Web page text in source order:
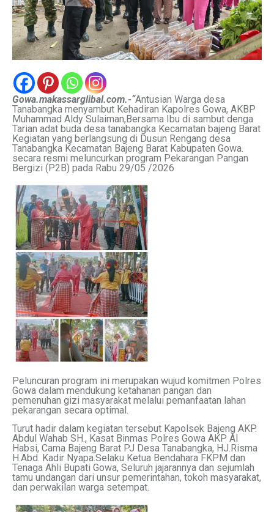
Gowa.makassarglibal.com.-“Antusian Warga desa
Tanabangka menyambut Kehadiran Kapolres Gowa, AKBP
Muhammad Aldy Sulaiman,Bersama Ibu di sambut denga
Tarian adat buda desa tanabangka Kecamatan bajeng Barat
Kegiatan yang berlangsung di Dusun Rengang desa
Tanabangka Kecamatan Bajeng Barat Kabupaten Gowa.
secara resmi meluncurkan program Pekarangan Pangan
Bergizi (P2B) pada Rabu 29/05 /2026
Peluncuran program ini merupakan wujud komitmen Polres
Gowa dalam mendukung ketahanan pangan dan
pemenuhan gizi masyarakat melalui pemanfaatan lahan
pekarangan secara optimal.
Turut hadir dalam kegiatan tersebut Kapolsek Bajeng AKP.
Abdul Wahab SH., Kasat Binmas Polres Gowa AKP Al
Habsi, Cama Bajeng Barat PJ Desa Tanabangka, HJ.Risma
H.Abd. Kadir Nyapa.Selaku Ketua Bendahara FKPM dan
Tenaga Ahli Bupati Gowa, Seluruh jajarannya dan sejumlah
tamu undangan dari unsur pemerintahan, tokoh masyarakat,
dan perwakilan warga setempat.